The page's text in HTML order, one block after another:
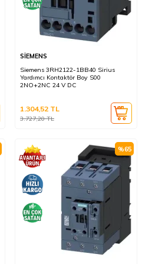
SİEMENS
Siemens 3RH2122-1BB40 Sirius
Yardımcı Kontaktör Boy S00
2NO+2NC 24 V DC
3.727,20TL
1.304,52 TL
%65